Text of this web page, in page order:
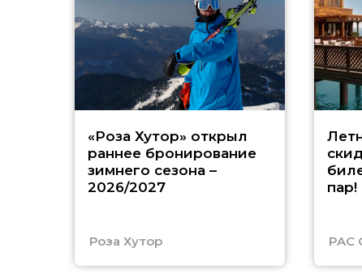
«Роза Хутор» открыл
раннее бронирование
зимнего сезона –
2026/2027
Роза Хутор
пар!
PAC